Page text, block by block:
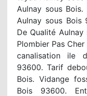
Aulnay sous
Aulnay sous Bois
De Qualité
Plombier Pas
canalisation ile
93600. Tarif
Bois. Vidange
Bois 93600.